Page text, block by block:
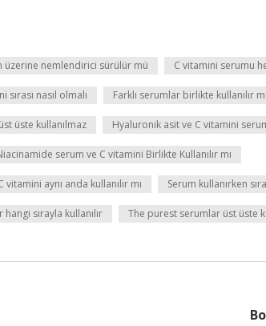
üzerine nemlendirici sürülür mü C vitamini serumu
sırası nasıl olmalı Farklı serumlar birlikte kullanılır mı
üste kullanılmaz Hyaluronik asit ve C vitamini
serum ve C vitamini Birlikte Kullanılır mı
vitamini aynı anda kullanılır mı Serum kullanırken
sırayla kullanılır The purest serumlar üst üste